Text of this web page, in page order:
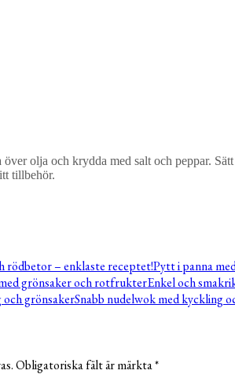
olja och krydda med salt och peppar.
tillbehör.
Pytt i panna
Enkel och
Snabb nudelwok med kyckling
Obligatoriska fält är märkta*